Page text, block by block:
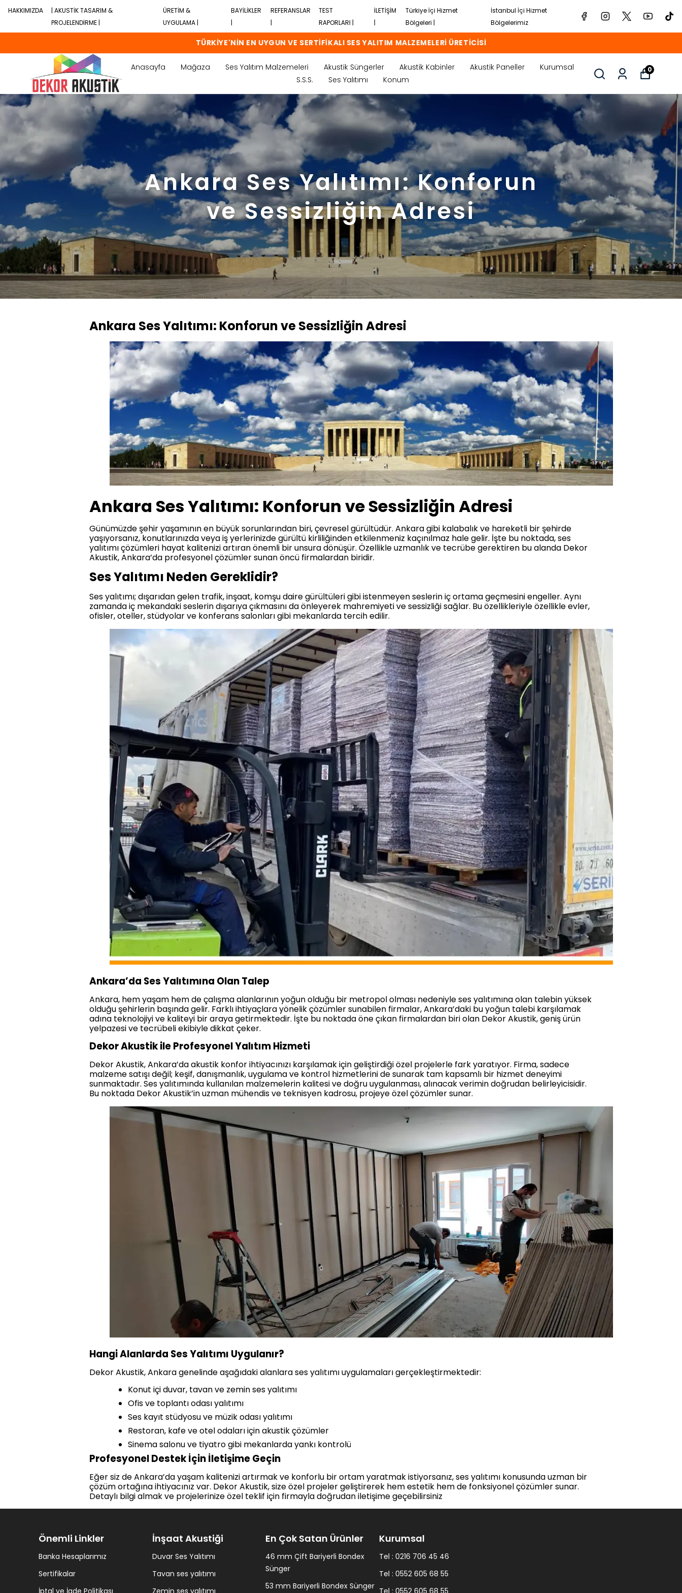
HAKKIMIZDA
| AKUSTİK TASARIM &
PROJELENDİRME |
ÜRETİM &
UYGULAMA |
BAYİLİKLER
|
REFERANSLAR
|
TEST
RAPORLARI |
İLETİŞİM
|
Türkiye İçi Hizmet
Bölgeleri |
İstanbul İçi Hizmet
Bölgelerimiz
TÜRKİYE'NİN EN UYGUN VE SERTİFİKALI SES YALITIM MALZEMELERİ ÜRETİCİSİ
Anasayfa Mağaza Ses Yalıtım Malzemeleri Akustik Süngerler Akustik Kabinler Akustik Paneller
Kurumsal
S.S.S.
Ses Yalıtımı Konum
0
Ankara Ses Yalıtımı: Konforun
ve Sessizliğin Adresi
Ankara Ses Yalıtımı: Konforun ve Sessizliğin Adresi
Ankara Ses Yalıtımı: Konforun ve Sessizliğin Adresi
Günümüzde şehir yaşamının en büyük sorunlarından biri, çevresel gürültüdür. Ankara gibi kalabalık ve hareketli bir şehirde
yaşıyorsanız, konutlarınızda veya iş yerlerinizde gürültü kirliliğinden etkilenmeniz kaçınılmaz hale gelir. İşte bu noktada, ses
yalıtımı çözümleri hayat kalitenizi artıran önemli bir unsura dönüşür. Özellikle uzmanlık ve tecrübe gerektiren bu alanda Dekor
Akustik, Ankara’da profesyonel çözümler sunan öncü firmalardan biridir.
Ses Yalıtımı Neden Gereklidir?
Ses yalıtımı; dışarıdan gelen trafik, inşaat, komşu daire gürültüleri gibi istenmeyen seslerin iç ortama geçmesini engeller. Aynı
zamanda iç mekandaki seslerin dışarıya çıkmasını da önleyerek mahremiyeti ve sessizliği sağlar. Bu özellikleriyle özellikle evler,
ofisler, oteller, stüdyolar ve konferans salonları gibi mekanlarda tercih edilir.
Ankara’da Ses Yalıtımına Olan Talep
Ankara, hem yaşam hem de çalışma alanlarının yoğun olduğu bir metropol olması nedeniyle ses yalıtımına olan talebin yüksek
olduğu şehirlerin başında gelir. Farklı ihtiyaçlara yönelik çözümler sunabilen firmalar, Ankara’daki bu yoğun talebi karşılamak
adına teknolojiyi ve kaliteyi bir araya getirmektedir. İşte bu noktada öne çıkan firmalardan biri olan Dekor Akustik, geniş ürün
yelpazesi ve tecrübeli ekibiyle dikkat çeker.
Dekor Akustik ile Profesyonel Yalıtım Hizmeti
Dekor Akustik, Ankara’da akustik konfor ihtiyacınızı karşılamak için geliştirdiği özel projelerle fark yaratıyor. Firma, sadece
malzeme satışı değil; keşif, danışmanlık, uygulama ve kontrol hizmetlerini de sunarak tam kapsamlı bir hizmet deneyimi
sunmaktadır. Ses yalıtımında kullanılan malzemelerin kalitesi ve doğru uygulanması, alınacak verimin doğrudan belirleyicisidir.
Bu noktada Dekor Akustik’in uzman mühendis ve teknisyen kadrosu, projeye özel çözümler sunar.
Hangi Alanlarda Ses Yalıtımı Uygulanır?
Dekor Akustik, Ankara genelinde aşağıdaki alanlara ses yalıtımı uygulamaları gerçekleştirmektedir:
Konut içi duvar, tavan ve zemin ses yalıtımı
Ofis ve toplantı odası yalıtımı
Ses kayıt stüdyosu ve müzik odası yalıtımı
Restoran, kafe ve otel odaları için akustik çözümler
Sinema salonu ve tiyatro gibi mekanlarda yankı kontrolü
Profesyonel Destek İçin İletişime Geçin
Eğer siz de Ankara’da yaşam kalitenizi artırmak ve konforlu bir ortam yaratmak istiyorsanız, ses yalıtımı konusunda uzman bir
çözüm ortağına ihtiyacınız var. Dekor Akustik, size özel projeler geliştirerek hem estetik hem de fonksiyonel çözümler sunar.
Detaylı bilgi almak ve projelerinize özel teklif için firmayla doğrudan iletişime geçebilirsiniz
Önemli Linkler
Banka Hesaplarımız
Sertifikalar
İptal ve İade Politikası
İnşaat Akustiği
Duvar Ses Yalıtımı
Tavan ses yalıtımı
Zemin ses yalıtımı
En Çok Satan Ürünler
46 mm Çift Bariyerli Bondex
Sünger
53 mm Bariyerli Bondex Sünger
Kurumsal
Tel : 0216 706 45 46
Tel : 0552 605 68 55
Tel : 0552 605 68 55